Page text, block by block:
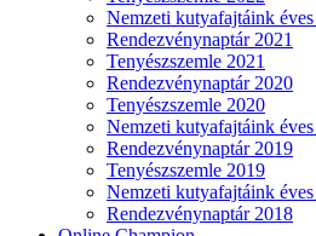
Nemzeti kutyafajtáink
Rendezvénynaptár 2021
Tenyészszemle 2021
Rendezvénynaptár 2020
Tenyészszemle 2020
Nemzeti kutyafajtáink
Rendezvénynaptár 2019
Tenyészszemle 2019
Nemzeti kutyafajtáink
Rendezvénynaptár 2018